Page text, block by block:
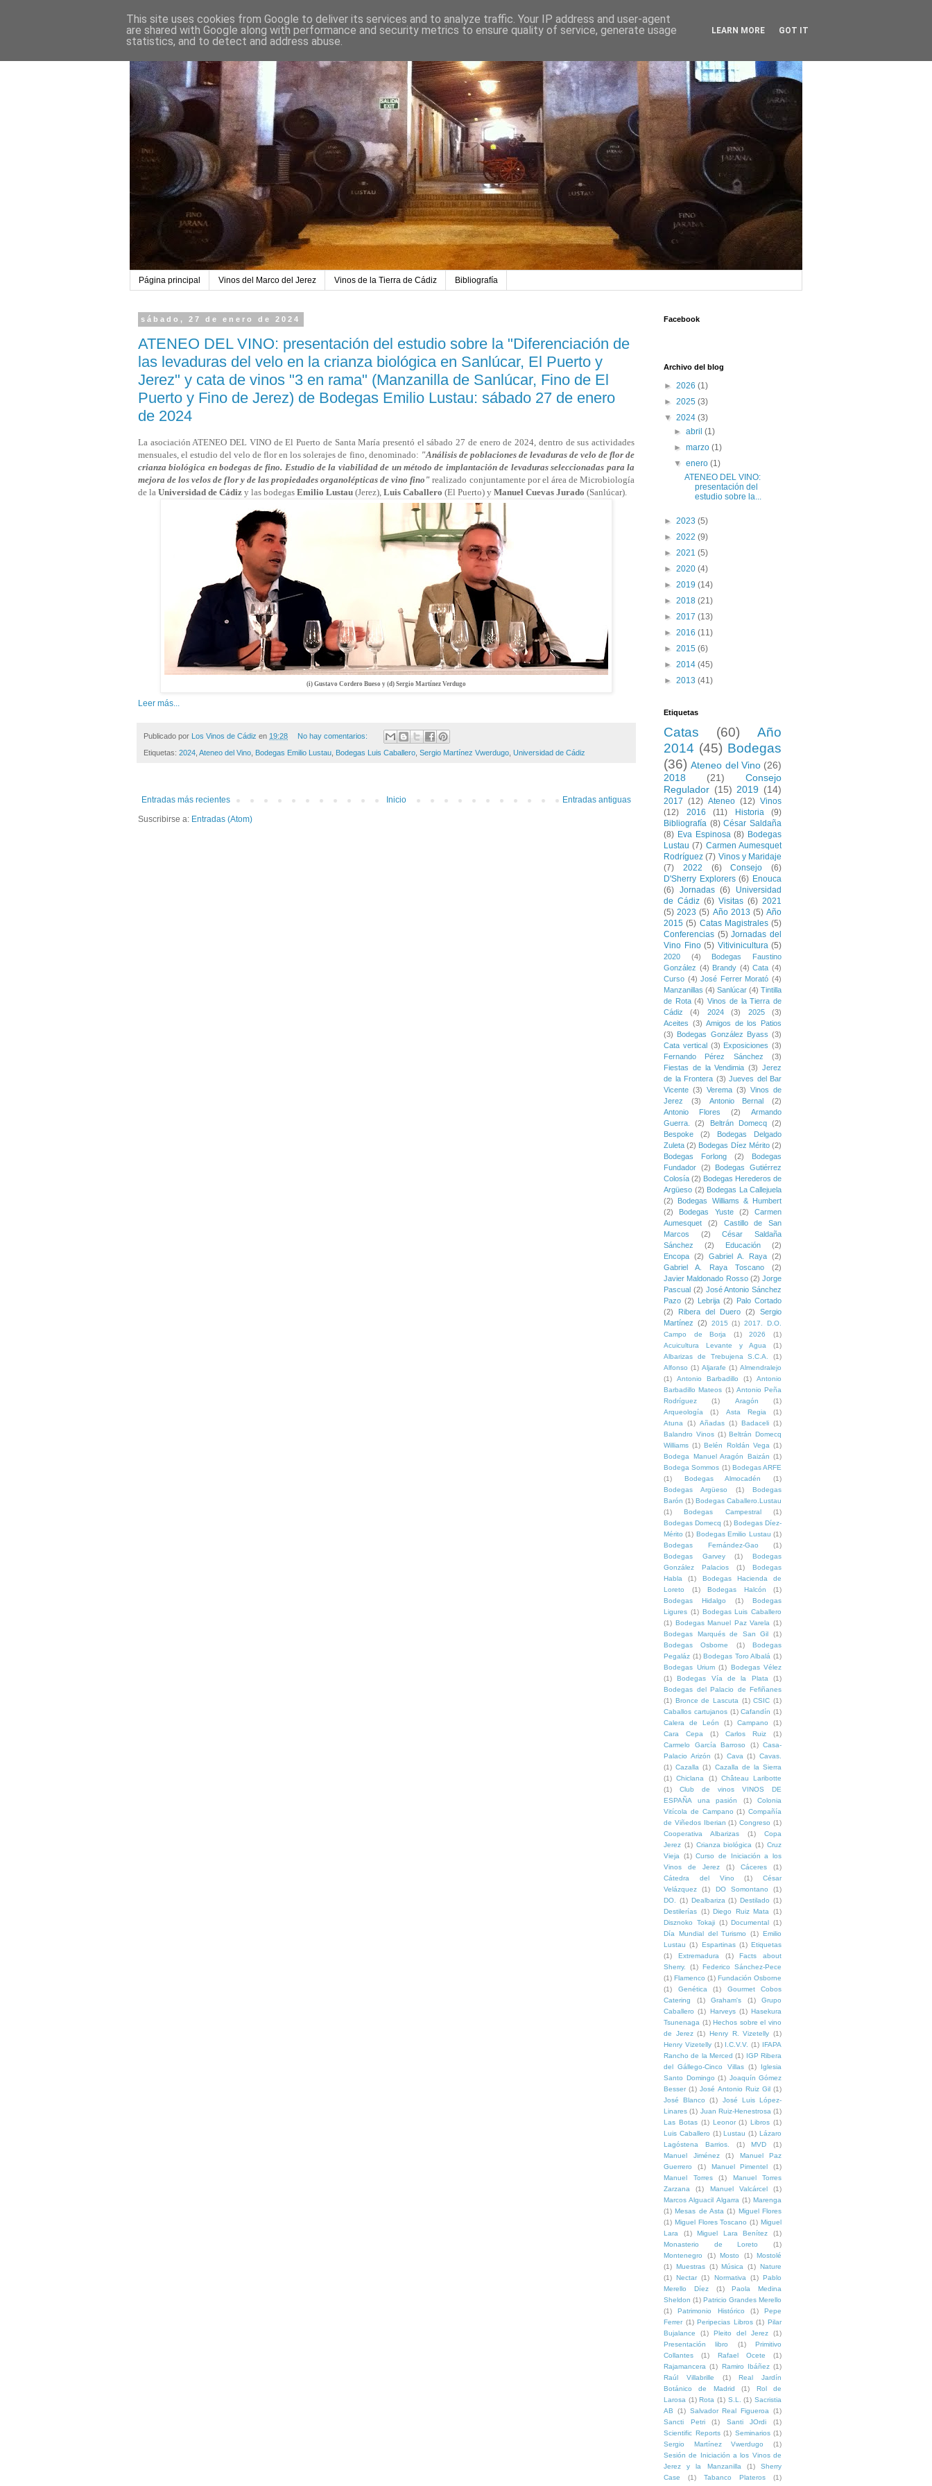
Página principal Vinos del Marco del Jerez Vinos de la Tierra de Cádiz Bibliografía
sábado, 27 de enero de 2024
ATENEO DEL VINO: presentación del estudio sobre la "Diferenciación de
las levaduras del velo en la crianza biológica en Sanlúcar, El Puerto y
Jerez" y cata de vinos "3 en rama" (Manzanilla de Sanlúcar, Fino de El
Puerto y Fino de Jerez) de Bodegas Emilio Lustau: sábado 27 de enero
de 2024
La asociación ATENEO DEL VINO de El Puerto de Santa María presentó el sábado 27 de enero de 2024, dentro de sus actividades
mensuales, el estudio del velo de flor en los solerajes de fino, denominado: "Análisis de poblaciones de levaduras de velo de flor de
crianza biológica en bodegas de fino. Estudio de la viabilidad de un método de implantación de levaduras seleccionadas para la
mejora de los velos de flor y de las propiedades organolépticas de vino fino" realizado conjuntamente por el área de Microbiología
de la Universidad de Cádiz y las bodegas Emilio Lustau (Jerez), Luis Caballero (El Puerto) y Manuel Cuevas Jurado (Sanlúcar).
(i) Gustavo Cordero Bueso y (d) Sergio Martínez Verdugo
Leer más...
Publicado por Los Vinos de Cádiz en 19:28 No hay comentarios:
Etiquetas: 2024 Ateneo del Vino Bodegas Emilio Lustau Bodegas Luis Caballero Sergio Martínez Vwerdugo Universidad de Cádiz
Entradas más recientes Entradas antiguas
Inicio
Suscribirse a: Entradas (Atom)
Facebook
Archivo del blog
► 2026 (1)
► 2025 (3)
▼ 2024 (3)
►abril(1)
►marzo(1)
▼enero(1)
ATENEO DEL VINO:
presentación del
estudio sobre la...
► 2023 (5)
► 2022 (9)
► 2021 (5)
► 2020 (4)
► 2019 (14)
► 2018 (21)
► 2017 (13)
► 2016 (11)
► 2015 (6)
► 2014 (45)
► 2013 (41)
Etiquetas
Catas (60)
Año
2014 (45) Bodegas
(36) Ateneo del Vino (26)
2018
(21)
Consejo
Regulador (15) 2019 (14)
2017 (12) Ateneo (12) Vinos
(12)
2016 (11) Historia
(9)
Bibliografía (8) César Saldaña
(8) Eva Espinosa (8) Bodegas
Lustau (7) Carmen Aumesquet
Rodríguez (7) Vinos y Maridaje
(7)
2022 (6) Consejo
(6)
D'Sherry Explorers (6) Enouca
(6) Jornadas (6)
Universidad
de Cádiz (6) Visitas (6) 2021
(5) 2023 (5) Año 2013 (5) Año
2015 (5) Catas Magistrales (5)
Conferencias (5) Jornadas del
Vino Fino (5) Vitivinicultura (5)
2020 (4)
Bodegas Faustino
González (4) Brandy (4) Cata (4)
Curso (4) José Ferrer Morató (4)
Manzanillas (4) Sanlúcar (4) Tintilla
de Rota (4) Vinos de la Tierra de
Cádiz
(4) 2024 (3) 2025
(3)
Aceites (3) Amigos de los Patios
(3)
Bodegas González Byass (3)
Cata vertical (3) Exposiciones (3)
Fernando Pérez Sánchez
(3)
Fiestas de la Vendimia (3) Jerez
de la Frontera (3) Jueves del Bar
Vicente (3) Verema (3) Vinos de
Jerez
(3) Antonio Bernal
(2)
Antonio Flores
(2)
Armando
Guerra.
(2) Beltrán Domecq
(2)
Bespoke
(2)
Bodegas Delgado
Zuleta (2) Bodegas Díez Mérito (2)
Bodegas Forlong
(2)
Bodegas
Fundador (2)
Bodegas Gutiérrez
Colosía (2) Bodegas Herederos de
Argüeso (2) Bodegas La Callejuela
(2)
Bodegas Williams & Humbert
(2)
Bodegas Yuste (2)
Carmen
Aumesquet
(2)
Castillo de San
Marcos
(2)
César Saldaña
Sánchez
(2) Educación
(2)
Encopa (2) Gabriel A. Raya (2)
Gabriel A. Raya Toscano
(2)
Javier Maldonado Rosso (2) Jorge
Pascual (2) José Antonio Sánchez
Pazo (2) Lebrija (2)
Palo Cortado
(2)
Ribera del Duero (2)
Sergio
Martínez (2) 2015 (1) 2017. D.O.
Campo de Borja
(1) 2026
(1)
Acuicultura Levante y Agua
(1)
Albarizas de Trebujena S.C.A.
(1)
Alfonso (1) Aljarafe (1) Almendralejo
(1)
Antonio Barbadillo (1)
Antonio
Barbadillo Mateos (1) Antonio Peña
Rodríguez
(1) Aragón
(1)
Arqueología
(1) Asta Regia
(1)
Atuna (1) Añadas (1) Badaceli (1)
Balandro Vinos (1) Beltrán Domecq
Williams (1) Belén Roldán Vega (1)
Bodega Manuel Aragón Baizán (1)
Bodega Sommos (1) Bodegas ARFE
(1)
Bodegas Almocadén
(1)
Bodegas Argüeso
(1)
Bodegas
Barón (1) Bodegas Caballero.Lustau
(1)
Bodegas Campestral
(1)
Bodegas Domecq (1) Bodegas Díez-
Mérito (1) Bodegas Emilio Lustau (1)
Bodegas Fernández-Gao
(1)
Bodegas Garvey
(1)
Bodegas
González Palacios
(1)
Bodegas
Habla
(1)
Bodegas Hacienda de
Loreto
(1) Bodegas Halcón
(1)
Bodegas Hidalgo
(1)
Bodegas
Ligures (1) Bodegas Luis Caballero
(1) Bodegas Manuel Paz Varela (1)
Bodegas Marqués de San Gil
(1)
Bodegas Osborne
(1)
Bodegas
Pegaláz (1) Bodegas Toro Albalá (1)
Bodegas Urium (1)
Bodegas Vélez
(1)
Bodegas Vía de la Plata
(1)
Bodegas del Palacio de Fefiñanes
(1) Bronce de Lascuta (1) CSIC (1)
Caballos cartujanos (1) Cafandín (1)
Calera de León
(1) Campano
(1)
Cara Cepa
(1) Carlos Ruiz
(1)
Carmelo García Barroso
(1) Casa-
Palacio Arizón (1) Cava (1) Cavas.
(1) Cazalla (1) Cazalla de la Sierra
(1) Chiclana (1) Château Laribotte
(1)
Club de vinos VINOS DE
ESPAÑA una pasión
(1)
Colonia
Vitícola de Campano (1) Compañía
de Viñedos Iberian (1) Congreso (1)
Cooperativa Albarizas
(1)
Copa
Jerez (1) Crianza biológica (1) Cruz
Vieja (1) Curso de Iniciación a los
Vinos de Jerez
(1) Cáceres
(1)
Cátedra del Vino
(1)
César
Velázquez
(1) DO Somontano
(1)
DO. (1) Dealbariza (1) Destilado (1)
Destilerías (1) Diego Ruiz Mata (1)
Disznoko Tokaji (1) Documental
(1)
Día Mundial del Turismo
(1)
Emilio
Lustau (1) Espartinas (1) Etiquetas
(1)
Extremadura (1)
Facts about
Sherry.
(1)
Federico Sánchez-Pece
(1) Flamenco (1) Fundación Osborne
(1)
Genética (1)
Gourmet Cobos
Catering
(1) Graham's (1)
Grupo
Caballero (1) Harveys (1) Hasekura
Tsunenaga (1) Hechos sobre el vino
de Jerez (1) Henry R. Vizetelly (1)
Henry Vizetelly (1) I.C.V.V. (1)
IFAPA
Rancho de la Merced (1)
IGP Ribera
del Gállego-Cinco Villas (1)
Iglesia
Santo Domingo (1) Joaquín Gómez
Besser (1) José Antonio Ruiz Gil (1)
José Blanco
(1)
José Luis López-
Linares (1) Juan Ruiz-Henestrosa (1)
Las Botas (1) Leonor (1) Libros (1)
Luis Caballero (1) Lustau (1) Lázaro
Lagóstena Barrios.
(1) MVD
(1)
Manuel Jiménez
(1)
Manuel Paz
Guerrero
(1) Manuel Pimentel
(1)
Manuel Torres
(1)
Manuel Torres
Zarzana
(1) Manuel Valcárcel
(1)
Marcos Alguacil Algarra (1) Marenga
(1) Mesas de Asta (1) Miguel Flores
(1) Miguel Flores Toscano (1) Miguel
Lara
(1) Miguel Lara Benítez
(1)
Monasterio de Loreto
(1)
Montenegro
(1) Mosto (1)
Mostolé
(1)
Muestras (1) Música (1)
Nature
(1)
Nectar (1) Normativa (1)
Pablo
Merello Díez
(1)
Paola Medina
Sheldon (1) Patricio Grandes Merello
(1)
Patrimonio Histórico (1)
Pepe
Ferrer (1) Peripecias Libros (1) Pilar
Bujalance
(1) Pleito del Jerez
(1)
Presentación libro
(1)
Primitivo
Collantes
(1) Rafael Ocete
(1)
Rajamancera (1) Ramiro Ibáñez (1)
Raúl Villabrille
(1)
Real Jardín
Botánico de Madrid
(1)
Rol de
Larosa (1) Rota (1) S.L. (1) Sacristia
AB
(1) Salvador Real Figueroa (1)
Sancti Petri
(1) Santi JOrdi
(1)
Scientific Reports (1) Seminarios (1)
Sergio Martínez Vwerdugo
(1)
Sesión de Iniciación a los Vinos de
Jerez y la Manzanilla
(1)
Sherry
Case
(1) Tabanco Plateros
(1)
This site uses cookies from Google to deliver its services and to analyze traffic. Your IP address and user-agent
are shared with Google along with performance and security metrics to ensure quality of service, generate usage
statistics, and to detect and address abuse.
LEARN MORE GOT IT